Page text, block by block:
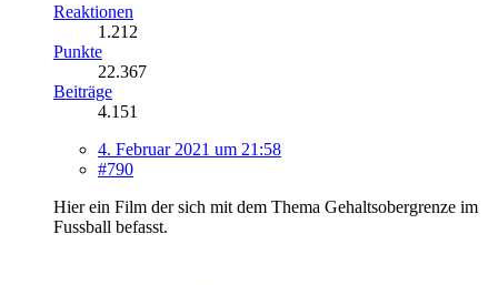
Reaktionen
1.212
Punkte
22.367
Beiträge
4.151
4. Februar 2021 um 21:58
#790
Hier ein Film der sich mit dem Thema Gehaltsobergrenze im
Fussball befasst.